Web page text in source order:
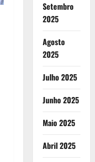
Setembro
2025
Agosto
2025
Julho 2025
Junho 2025
Maio 2025
Abril 2025